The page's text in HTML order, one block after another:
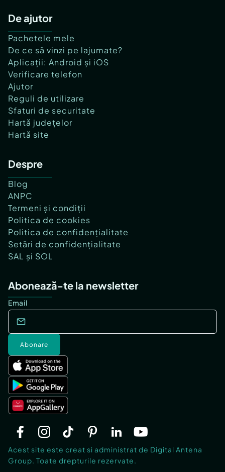
De ajutor
Pachetele mele
De ce să vinzi pe lajumate?
Aplicații: Android și iOS
Verificare telefon
Ajutor
Reguli de utilizare
Sfaturi de securitate
Hartă județelor
Hartă site
Despre
Blog
ANPC
Termeni și condiții
Politica de cookies
Politica de confidențialitate
Setări de confidențialitate
SAL și SOL
Abonează-te la newsletter
Email
Abonare
Acest site este creat si administrat de Digital Antena
Group. Toate drepturile rezervate.